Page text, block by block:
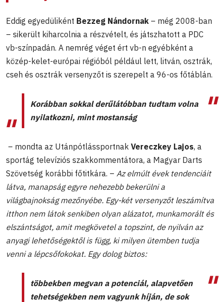
Eddig egyedüliként Bezzeg Nándornak – még 2008-ban
– sikerült kiharcolnia a részvételt, és játszhatott a PDC
vb-színpadán. A nemrég véget ért vb-n egyébként a
közép-kelet-európai régióból például lett, litván, osztrák,
cseh és osztrák versenyzőt is szerepelt a 96-os főtáblán.
Korábban sokkal derűlátóbban tudtam volna
nyilatkozni, mint mostanság
– mondta az Utánpótlássportnak Vereczkey Lajos, a
sportág televíziós szakkommentátora, a Magyar Darts
Szövetség korábbi főtitkára. – Az elmúlt évek tendenciáit
látva, manapság egyre nehezebb bekerülni a
világbajnokság mezőnyébe. Egy-két versenyzőt leszámítva
itthon nem látok senkiben olyan alázatot, munkamorált és
elszántságot, amit megkövetel a topszint, de nyilván az
anyagi lehetőségektől is függ, ki milyen ütemben tudja
venni a lépcsőfokokat. Egy dolog biztos:
többekben megvan a potenciál, alapvetően
tehetségekben nem vagyunk híján, de sok